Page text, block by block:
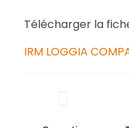
Télécharger la
IRM LOGGIA